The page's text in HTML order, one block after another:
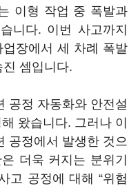
이형 작업 중 폭발과
니다. 이번 사고까지
장에서 세 차례 폭발
셈입니다.
공정 자동화와 안전설
왔습니다. 그러나 이
공정에서 발생한 것으
더욱 커지는 분위기
고 공정에 대해 “위험